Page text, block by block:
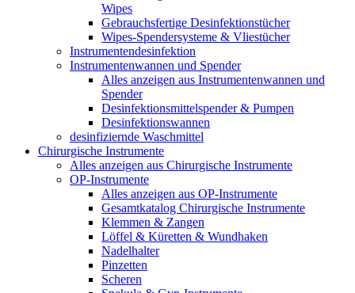
Wipes
Gebrauchsfertige Desinfektionstücher
Wipes-Spendersysteme & Vliestücher
Instrumentendesinfektion
Instrumentenwannen und Spender
Alles anzeigen aus Instrumentenwannen und
Spender
Desinfektionsmittelspender & Pumpen
Desinfektionswannen
desinfiziernde Waschmittel
Chirurgische Instrumente
Alles anzeigen aus Chirurgische Instrumente
OP-Instrumente
Alles anzeigen aus OP-Instrumente
Gesamtkatalog Chirurgische Instrumente
Klemmen & Zangen
Löffel & Küretten & Wundhaken
Nadelhalter
Pinzetten
Scheren